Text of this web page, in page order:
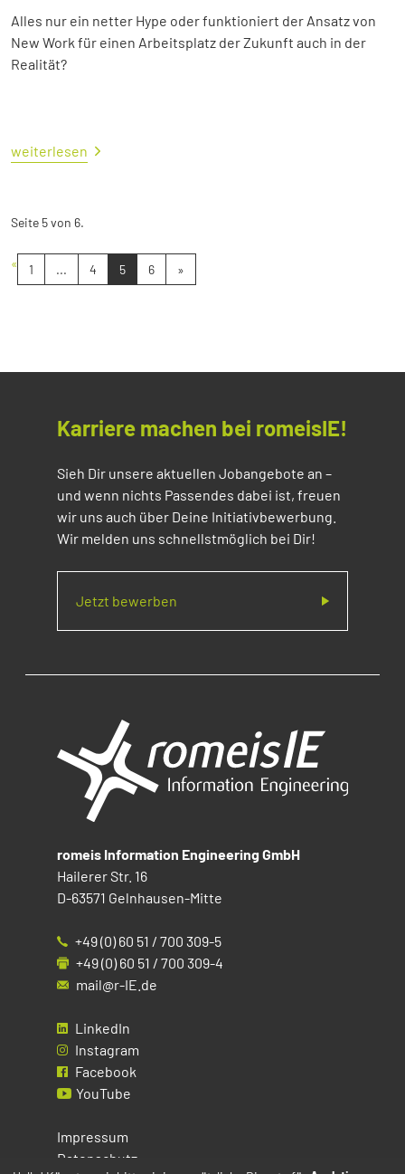
Alles nur ein netter Hype oder funktioniert der Ansatz von
New Work für einen Arbeitsplatz der Zukunft auch in der
Realität?
weiterlesen
Seite 5 von 6.
« 1 ... 4 5 6 »
Karriere machen bei romeisIE!
Sieh Dir unsere aktuellen Jobangebote an –
und wenn nichts Passendes dabei ist, freuen
wir uns auch über Deine Initiativbewerbung.
Wir melden uns schnellstmöglich bei Dir!
Jetzt bewerben
romeis Information Engineering GmbH
Hailerer Str. 16
D-63571 Gelnhausen-Mitte
+49 (0) 60 51 / 700 309-5
+49 (0) 60 51 / 700 309-4
mail@r-IE.de
LinkedIn
Instagram
Facebook
YouTube
Impressum
Datenschutz